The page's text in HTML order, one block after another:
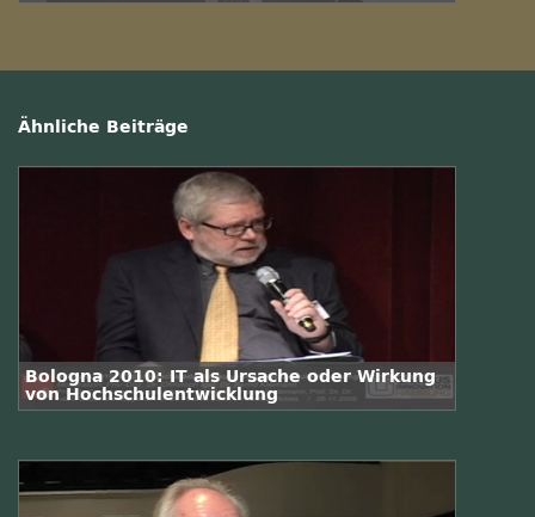
Ähnliche Beiträge
Bologna 2010: IT als Ursache oder Wirkung
von Hochschulentwicklung